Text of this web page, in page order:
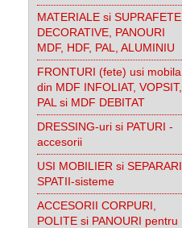
MATERIALE si SUPRAFETE
DECORATIVE, PANOURI
MDF, HDF, PAL, ALUMINIU
FRONTURI (fete) usi mobila
din MDF INFOLIAT, VOPSIT,
PAL si MDF DEBITAT
DRESSING-uri si PATURI -
accesorii
USI MOBILIER si SEPARARI
SPATII-sisteme
ACCESORII CORPURI,
POLITE si PANOURI pentru